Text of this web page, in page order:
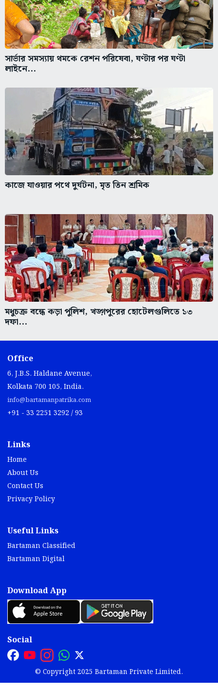
সার্ভার সমস্যায় থমকে রেশন পরিষেবা, ঘণ্টার পর ঘণ্টা
লাইনে...
কাজে যাওয়ার পথে দুর্ঘটনা, মৃত তিন শ্রমিক
মধুচক্র বন্ধে কড়া পুলিশ, খড়্গপুরের হোটেলগুলিতে ১৩
দফা...
Office
6, J.B.S. Haldane Avenue,
Kolkata 700 105, India.
info@bartamanpatrika.com
+91 - 33 2251 3292 / 93
Links
Home
About Us
Contact Us
Privacy Policy
Useful Links
Bartaman Classified
Bartaman Digital
Download App
Social
© Copyright 2025 Bartaman Private Limited.